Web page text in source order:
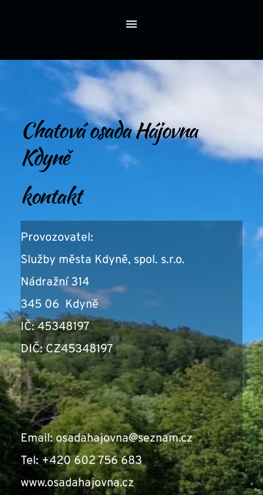
Chatová osada Hájovna
Kdyně
kontakt
Provozovatel:
Služby města Kdyně, spol. s.r.o.
Nádražní 314
345 06  Kdyně
IČ: 45348197
DIČ: CZ45348197
Email: osadahajovna@seznam.cz
Tel: +420 602 756 683
www.osadahajovna.cz